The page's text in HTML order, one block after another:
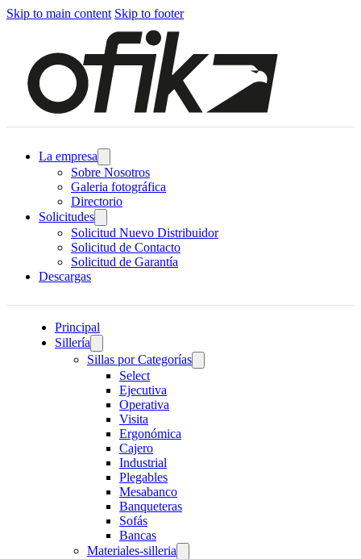
Skip to main content Skip to footer
La empresa
Sobre Nosotros
Galeria fotográfica
Directorio
Solicitudes
Solicitud Nuevo Distribuidor
Solicitud de Contacto
Solicitud de Garantía
Descargas
Principal
Sillería
Sillas por Categorías
Select
Ejecutiva
Operativa
Visita
Ergonómica
Cajero
Industrial
Plegables
Mesabanco
Banqueteras
Sofás
Bancas
Materiales-silleria